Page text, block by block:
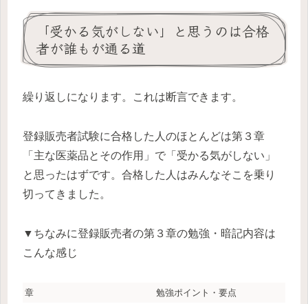
「受かる気がしない」と思うのは合格
者が誰もが通る道
繰り返しになります。これは断言できます。
登録販売者試験に合格した人のほとんどは第３章
「主な医薬品とその作用」で「受かる気がしない」
と思ったはずです。合格した人はみんなそこを乗り
切ってきました。
▼ちなみに登録販売者の第３章の勉強・暗記内容は
こんな感じ
章 勉強ポイント・要点